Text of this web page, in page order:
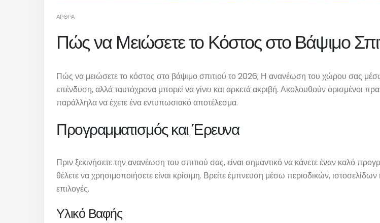
ΆΡΘΡΑ
Πώς να Μειώσετε το Κόστος στο Βάψιμο
Πώς να μειώσετε το κόστος στο βάψιμο σπιτιού το 2026; Η ανανέωση του χώρου σας μέσω
επένδυση, αλλά ταυτόχρονα μπορεί να γίνει και αρκετά ακριβή. Ακολουθούν ορισμένοι
παράλληλα να έχετε ένα εντυπωσιακό αποτέλεσμα.
Προγραμματισμός και Έρευνα
Πριν ξεκινήσετε την ανανέωση του σπιτιού σας, είναι σημαντικό να κάνετε έναν καλό
θέλετε να χρησιμοποιήσετε είναι κρίσιμη. Βρείτε έμπνευση μέσω περιοδικών,
επιλογές.
Υλικό Βαφής